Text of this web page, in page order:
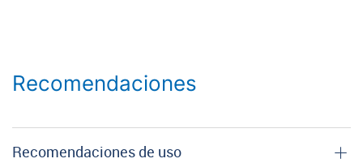
Recomendaciones
Recomendaciones de uso